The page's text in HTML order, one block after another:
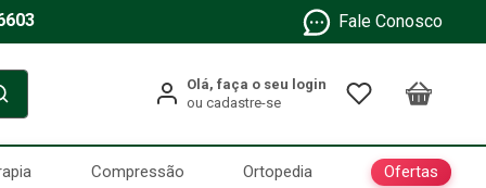
Fale Conosco
Compressão Ortopedia Ofertas